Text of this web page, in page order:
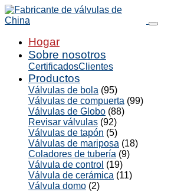
Hogar
Sobre nosotros
CertificadosClientes
Productos
Válvulas de bola (95)
Válvulas de compuerta (99)
Válvulas de Globo (88)
Revisar válvulas (92)
Válvulas de tapón (5)
Válvulas de mariposa (18)
Coladores de tubería (9)
Válvula de control (19)
Válvula de cerámica (11)
Válvula domo (2)